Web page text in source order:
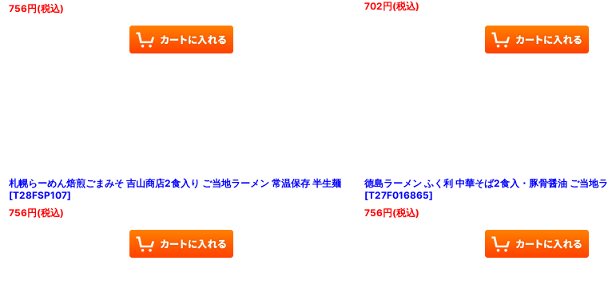
756円(税込)
702円(税込)
札幌らーめん焙煎ごまみそ 吉山商店2食入り ご当地ラーメン 常温保存 半生麺
[T28FSP107]
756円(税込)
徳島ラーメン ふく利 中華そば2食入・豚骨醤油 ご当地
[T27F016865]
756円(税込)